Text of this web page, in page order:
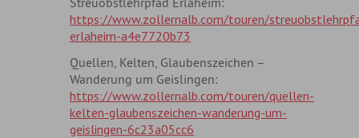
https://www.zollernalb.com/touren/
erlaheim-a4e7720b73
Quellen, Kelten, Glaubenszeichen –
Wanderung um Geislingen:
https://www.zollernalb.com/touren/quellen-
kelten-glaubenszeichen-wanderung-um-
geislingen-6c23a05cc6